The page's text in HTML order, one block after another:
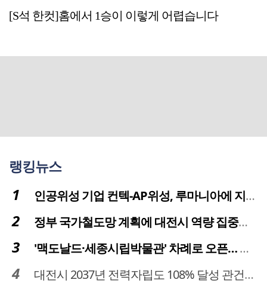
[S석 한컷]홈에서 1승이 이렇게 어렵습니다
랭킹뉴스
인공위성 기업 컨텍-AP위성, 루마니아에 지상국 시스템 전수
정부 국가철도망 계획에 대전시 역량 집중해야
'맥도날드·세종시립박물관' 차례로 오픈… 고운동 정주여건 좋아진다
대전시 2037년 전력자립도 108% 달성 관건은 '주민 수용성'